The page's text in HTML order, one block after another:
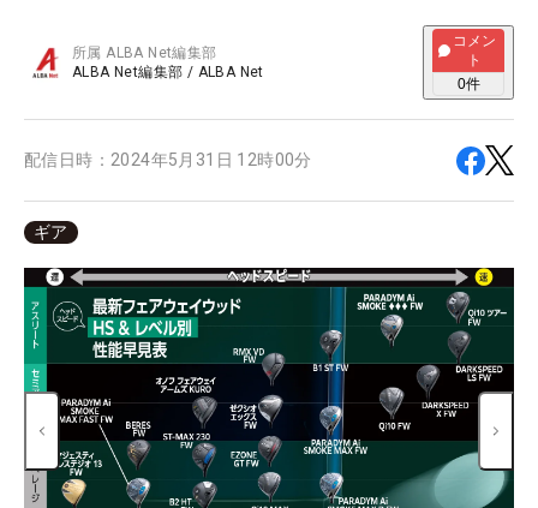
所属ALBA Net編集部
ALBA Net編集部 / ALBA Net
コメン
ト
0件
配信日時： 2024年5月31日 12時00分
ギア